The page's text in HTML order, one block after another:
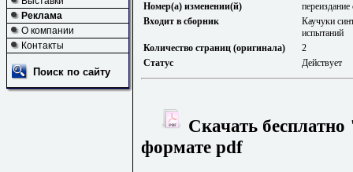
Реклама
О компании
Контакты
Поиск по сайту
Номер(а) изменении(й)
Входит в сборник
Каучуки
испытаний
Количество страниц (оригинала)
2
Статус
Действует
Скачать
формате pdf